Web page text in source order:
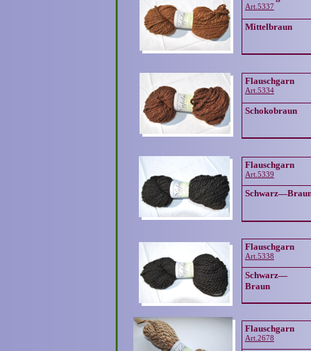
Art.5337
Mittelbraun
Flauschgarn
Art.5334
Schokobraun
Flauschgarn
Art.5339
Flauschgarn
Art.5338
Schwarz—
Braun
Flauschgarn
Art.2678